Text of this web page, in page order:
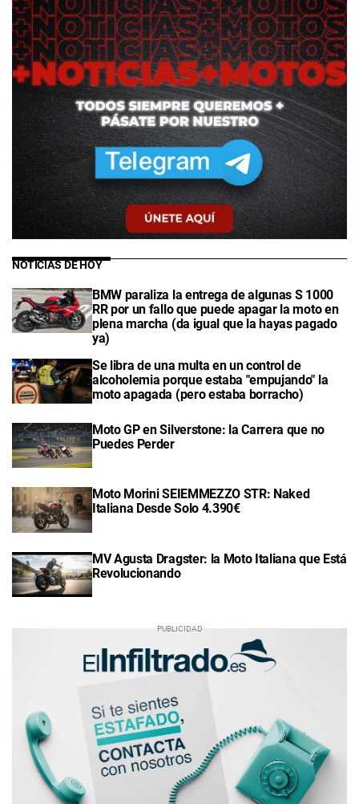
NOTICIAS DE HOY
BMW paraliza la entrega de algunas S 1000
RR por un fallo que puede apagar la moto en
plena marcha (da igual que la hayas pagado
ya)
Se libra de una multa en un control de
alcoholemia porque estaba "empujando" la
moto apagada (pero estaba borracho)
Moto GP en Silverstone: la Carrera que no
Puedes Perder
Moto Morini SEIEMMEZZO STR: Naked
Italiana Desde Solo 4.390€
MV Agusta Dragster: la Moto Italiana que Está
Revolucionando